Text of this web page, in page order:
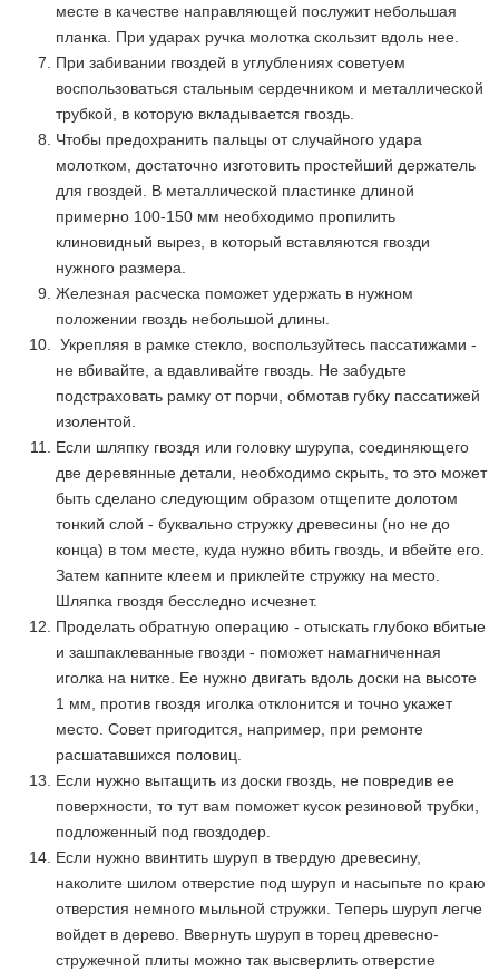
месте в качестве направляющей послужит небольшая
планка. При ударах ручка молотка скользит вдоль нее.
При забивании гвоздей в углублениях советуем
воспользоваться стальным сердечником и металлической
трубкой, в которую вкладывается гвоздь.
Чтобы предохранить пальцы от случайного удара
молотком, достаточно изготовить простейший держатель
для гвоздей. В металлической пластинке длиной
примерно 100-150 мм необходимо пропилить
клиновидный вырез, в который вставляются гвозди
нужного размера.
Железная расческа поможет удержать в нужном
положении гвоздь небольшой длины.
Укрепляя в рамке стекло, воспользуйтесь пассатижами -
не вбивайте, а вдавливайте гвоздь. Не забудьте
подстраховать рамку от порчи, обмотав губку пассатижей
изолентой.
Если шляпку гвоздя или головку шурупа, соединяющего
две деревянные детали, необходимо скрыть, то это может
быть сделано следующим образом отщепите долотом
тонкий слой - буквально стружку древесины (но не до
конца) в том месте, куда нужно вбить гвоздь, и вбейте его.
Затем капните клеем и приклейте стружку на место.
Шляпка гвоздя бесследно исчезнет.
Проделать обратную операцию - отыскать глубоко вбитые
и зашпаклеванные гвозди - поможет намагниченная
иголка на нитке. Ее нужно двигать вдоль доски на высоте
1 мм, против гвоздя иголка отклонится и точно укажет
место. Совет пригодится, например, при ремонте
расшатавшихся половиц.
Если нужно вытащить из доски гвоздь, не повредив ее
поверхности, то тут вам поможет кусок резиновой трубки,
подложенный под гвоздодер.
Если нужно ввинтить шуруп в твердую древесину,
наколите шилом отверстие под шуруп и насыпьте по краю
отверстия немного мыльной стружки. Теперь шуруп легче
войдет в дерево. Ввернуть шуруп в торец древесно-
стружечной плиты можно так высверлить отверстие